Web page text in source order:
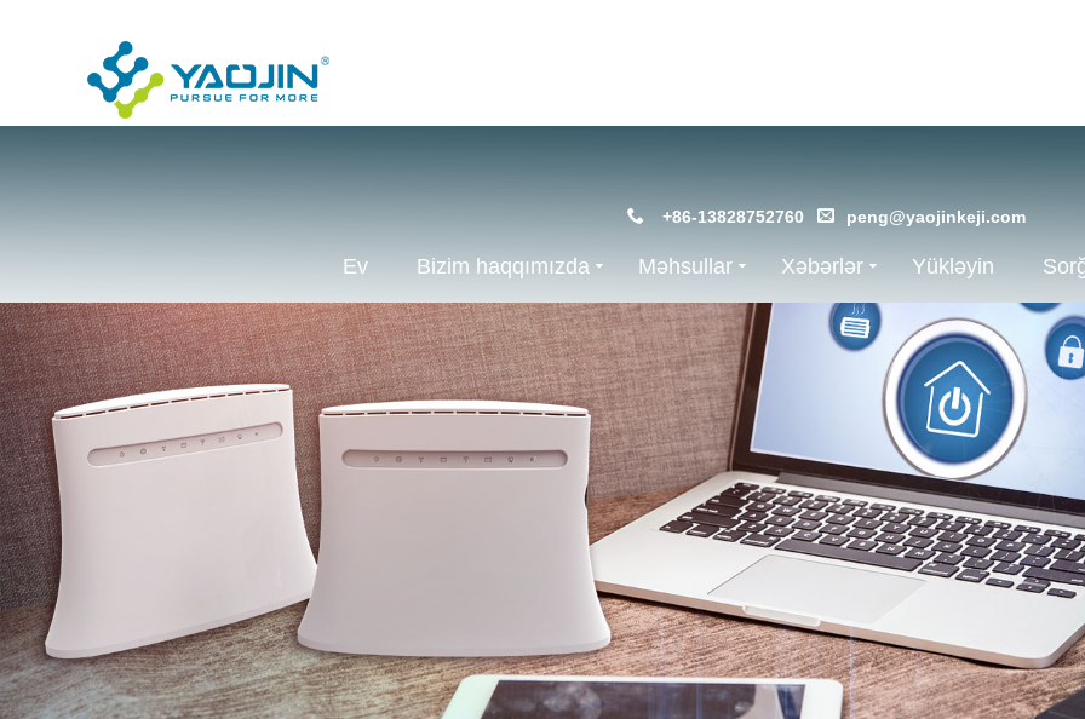
+86-13828752760 peng@yaojinkeji.com
Ev Bizim haqqımızda Məhsullar Xəbərlər Yükləyin